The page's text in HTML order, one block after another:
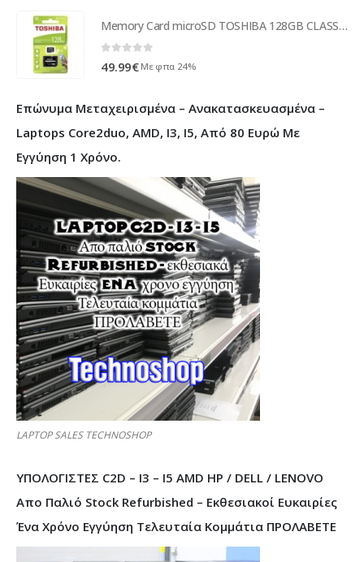
Memory Card microSD TOSHIBA 128GB CLASS 10
49.99€ Με φπα 24%
Επώνυμα Μεταχειρισμένα – Ανακατασκευασμένα –
Laptops Core2duo, AMD, I3, I5, Από 80 Ευρώ Με
Εγγύηση 1 Χρόνο.
LAPTOP SALES TECHNOSHOP
ΥΠΟΛΟΓΙΣΤΕΣ C2D – I3 – I5 AMD HP / DELL / LENOVO
Απο Παλιό Stock Refurbished – Εκθεσιακοί Ευκαιρίες
Ένα Χρόνο Εγγύηση Τελευταία Κομμάτια ΠΡΟΛΑΒΕΤΕ